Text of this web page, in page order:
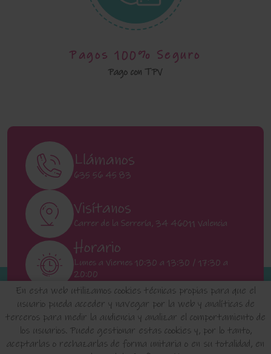
Pagos 100% Seguro
Pago con TPV
En esta web utilizamos cookies técnicas propias para que el
usuario pueda acceder y navegar por la web y analíticas de
terceros para medir la audiencia y analizar el comportamiento de
los usuarios. Puede gestionar estas cookies y, por lo tanto,
aceptarlas o rechazarlas de forma unitaria o en su totalidad, en
Llámanos
635 56 45 83
Visítanos
Carrer de la Serrería, 34 46011 Valencia
Horario
Lunes a Viernes 10:30 a 13:30 / 17:30 a
20:00
Sábados 11:00 a 13:00
INICIO QUIENES SOMOS FAQ'S